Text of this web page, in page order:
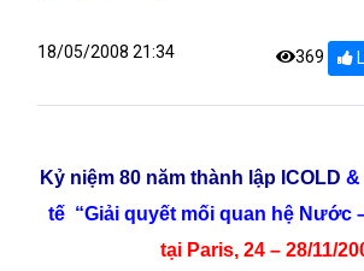
18/05/2008 21:34 369
Kỷ niệm 80 năm thành lập ICOLD &
tế “Giải quyết mối quan hệ Nước
tại Paris, 24 – 28/11/